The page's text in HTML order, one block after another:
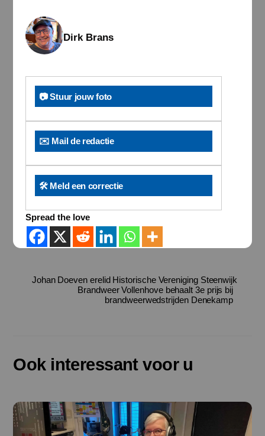
Dirk Brans
📷 Stuur jouw foto
✉️ Mail de redactie
🛠️ Meld een correctie
Spread the love
Johan Doeven erelid Historische Vereniging Steenwijk
Brandweer Vollenhove behaalt 3e prijs bij
brandweerwedstrijden Denekamp
Ook interessant voor u